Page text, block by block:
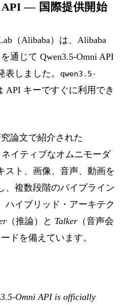
API — 国際提供開始
（Alibaba）は、Alibaba
通じて Qwen3.5-Omni API
しました。
qwen3.5-
API キーですぐに利用でき
論文で紹介された
ネイティブなオムニモーダ
スト、画像、音声、動画を
、複数段階のパイプライン
ハイブリッド・アーキテク
（推論）と Talker （音声会
ドを備えています。
Omni API is officially